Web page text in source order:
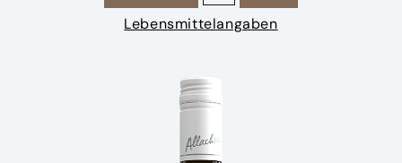
Lebensmittelangaben